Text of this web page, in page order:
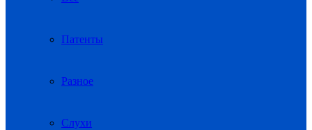
Патенты
Разное
Слухи